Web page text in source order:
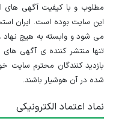
مطلوب و با کیفیت آگهی های
این سایت بوده است. ایران
می شود و وابسته به هیچ نهاد
تنها منتشر کننده ی آگهی های
بازدید کنندگان محترم
شده در آن هوشیار باشند.
نماد اعتماد الکترونیکی